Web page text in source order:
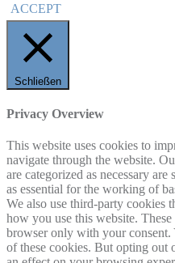
ACCEPT
Schließen
Privacy Overview
This website uses cookies to
navigate through the website.
are categorized as necessary
as essential for the working of
We also use third-party cookies
how you use this website.
browser only with your consent.
of these cookies. But opting out